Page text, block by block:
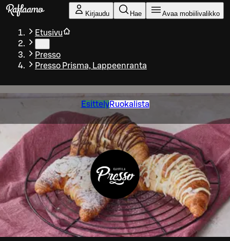
Siirry pääsisältöön
Kirjaudu Hae Avaa mobiilivalikko
Etusivu
Presso
Presso Prisma, Lappeenranta
EsittelyRuokalista